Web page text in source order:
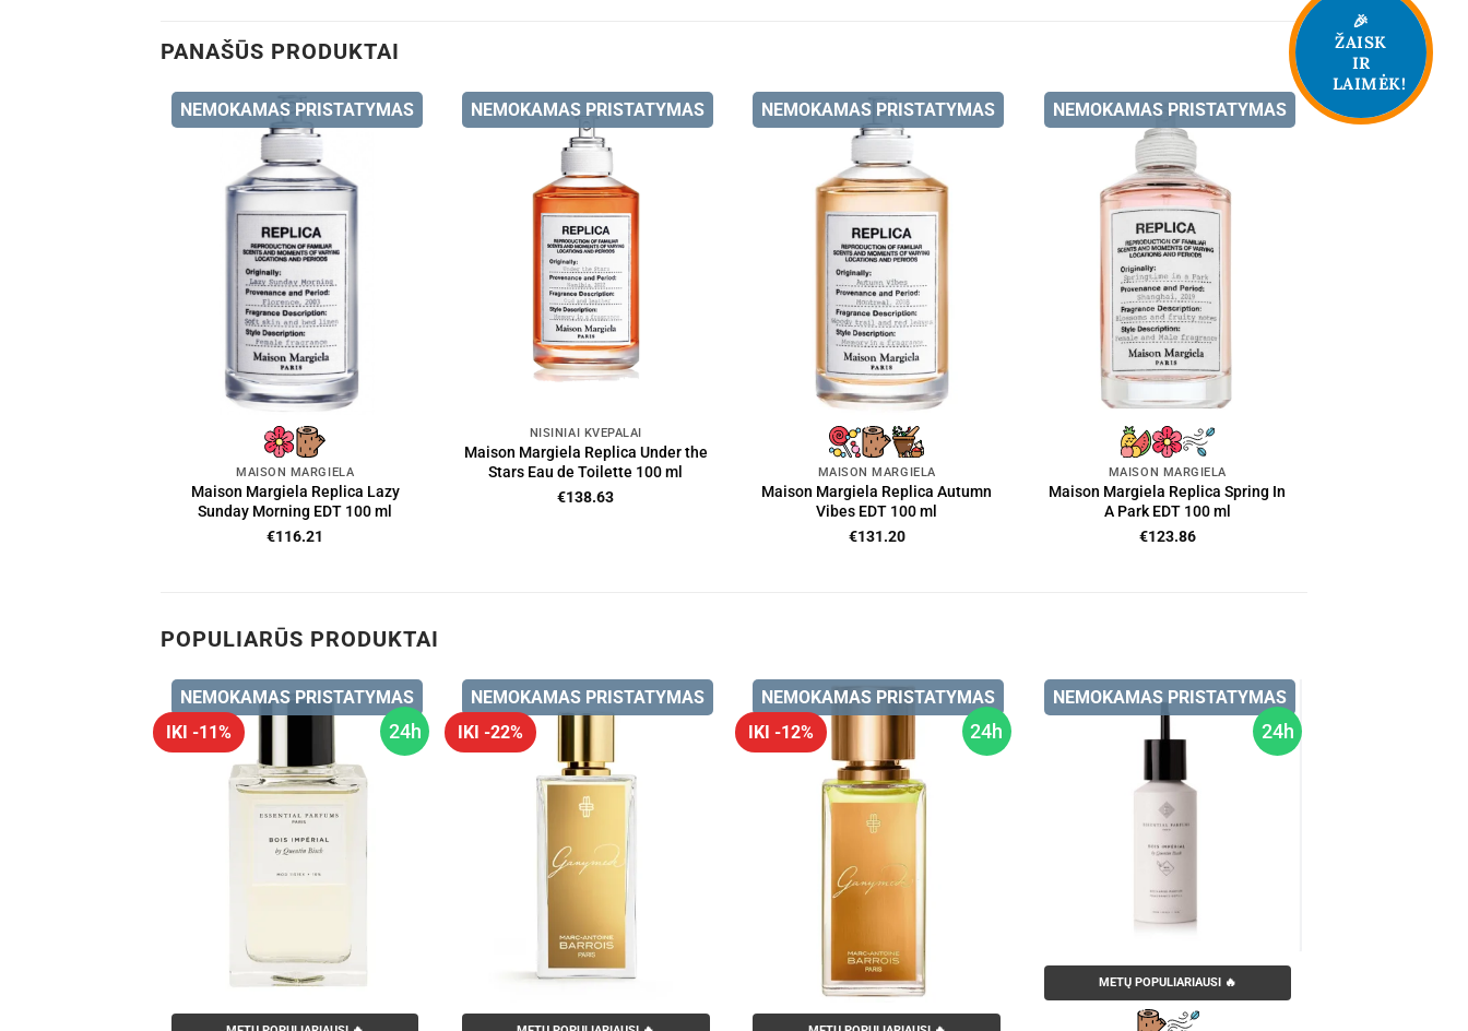
PANAŠŪS PRODUKTAI
NEMOKAMAS PRISTATYMAS
MAISON MARGIELA
Maison Margiela Replica Lazy
Sunday Morning EDT 100 ml
€116.21
NEMOKAMAS PRISTATYMAS
NIŠINIAI KVEPALAI
Maison Margiela Replica Under the
Stars Eau de Toilette 100 ml
€138.63
NEMOKAMAS PRISTATYMAS
MAISON MARGIELA
Maison Margiela Replica Autumn
Vibes EDT 100 ml
€131.20
NEMOKAMAS PRISTATYMAS
MAISON MARGIELA
Maison Margiela Replica Spring In
A Park EDT 100 ml
€123.86
POPULIARŪS PRODUKTAI
24h
IKI -11%
NEMOKAMAS PRISTATYMAS
IKI -22%
NEMOKAMAS PRISTATYMAS
24h
IKI -12%
NEMOKAMAS PRISTATYMAS
24h
NEMOKAMAS PRISTATYMAS
METŲ POPULIARIAUSI 🔥
🎉
ŽAISK
IR
LAIMĖK!